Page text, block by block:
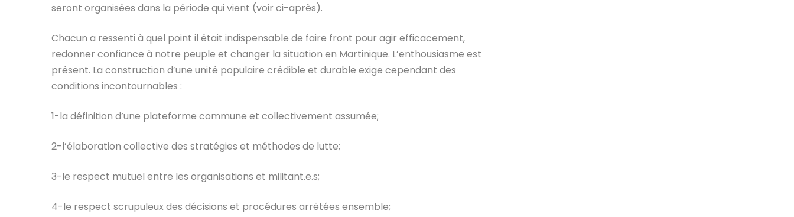
seront organisées dans la période qui vient (voir ci-après).
Chacun a ressenti à quel point il était indispensable de faire front pour agir efficacement,
redonner confiance à notre peuple et changer la situation en Martinique. L’enthousiasme est
présent. La construction d’une unité populaire crédible et durable exige cependant des
conditions incontournables :
1-la définition d’une plateforme commune et collectivement assumée;
2-l’élaboration collective des stratégies et méthodes de lutte;
3-le respect mutuel entre les organisations et militant.e.s;
4-le respect scrupuleux des décisions et procédures arrêtées ensemble;